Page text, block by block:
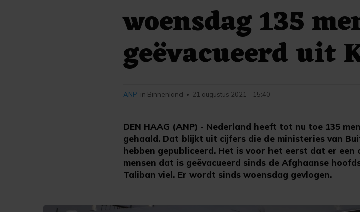
woensdag 135
geëvacueerd uit
DEN HAAG (ANP) - Nederland heeft tot nu toe 135
gehaald. Dat blijkt uit cijfers die de ministeries van
hebben gepubliceerd. Het is voor het eerst dat er
mensen dat is geëvacueerd sinds de Afghaanse
Taliban viel. Er wordt sinds woensdag gevlogen.
ANP in Binnenland • 21 augustus 2021 - 15:40